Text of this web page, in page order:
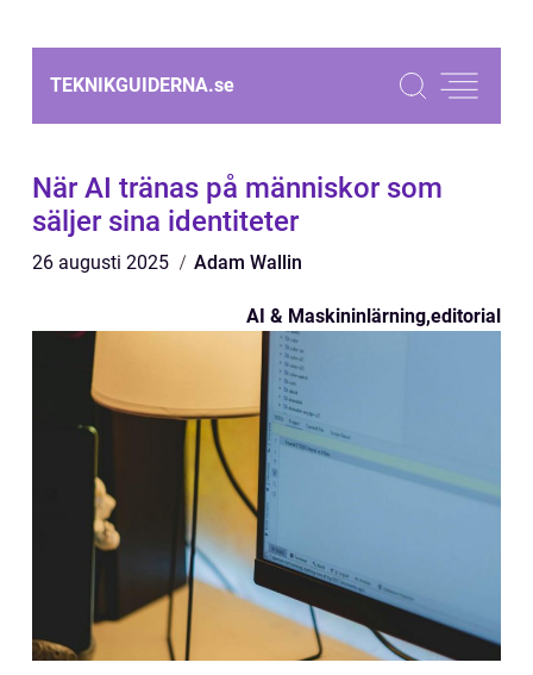
TEKNIKGUIDERNA.se
När AI tränas på människor som
säljer sina identiteter
26 augusti 2025 Adam Wallin
AI & Maskininlärning,editorial